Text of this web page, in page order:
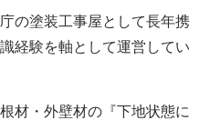
の塗装工事屋として長年携
経験を軸として運営してい
材・外壁材の『下地状態に